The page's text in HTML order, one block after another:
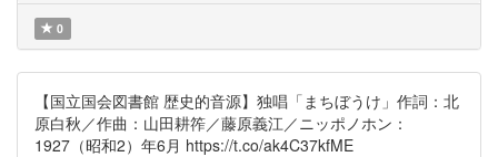
0
【国立国会図書館 歴史的音源】独唱「まちぼうけ」作詞：北
原白秋／作曲：山田耕筰／藤原義江／ニッポノホン：
1927（昭和2）年6月 https://t.co/ak4C37kfME